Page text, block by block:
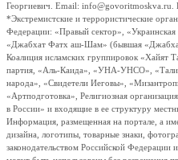
Георгиевич. Email:
*Экстремистские и террористические
Федерации: «Правый сектор»,
«Джабхат Фатх аш-Шам» (бывшая
Коалиция исламских группировок «Хайят
партия, «Аль-Каида», «УНА-УНСО»,
народа», «Свидетели Иеговы»,
«Артподготовка», Религиозная
в России» и входящие в ее структуру
Информация, размещенная на портале, а
дизайна, логотипы, товарные знаки,
законодательством Российской